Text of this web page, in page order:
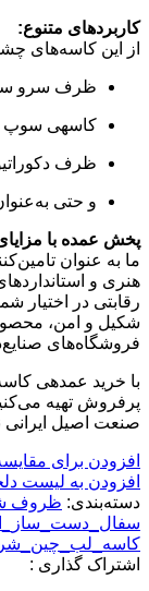
کاربردهای متنوع:
از این کاسه‌های
ظرف سرو
کاسهی سوپ
ظرف
و حتی
پخش عمده با
ما به عنوان
هنری و
رقابتی در اختیار
شکیل و امن،
فروشگاه‌های
با خرید عمدهی
پرفروش تهیه
صنعت اصیل
افزودن برای
افزودن به لیست
دسته‌بندی: ظروف
اشتراک گذاری :